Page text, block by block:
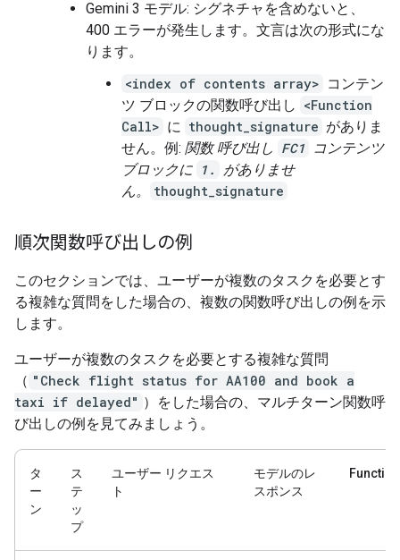
Gemini 3 モデル: シグネチャを含めないと、
400 エラーが発生します。文言は次の形式にな
ります。
<index of contents array> コンテン
ツ ブロックの関数呼び出し <Function
Call> に thought_signature がありま
せん。例: 関数 呼び出し FC1 コンテンツ
ブロックに 1.
がありませ
ん。
thought_signature
順次関数呼び出しの例
このセクションでは、ユーザーが複数のタスクを必要とす
る複雑な質問をした場合の、複数の関数呼び出しの例を示
します。
ユーザーが複数のタスクを必要とする複雑な質問
（ "Check flight status for AA100 and book a
taxi if delayed" ）をした場合の、マルチターン関数呼
び出しの例を見てみましょう。
タ
ー
ン
ス
テ
ッ
プ
ユーザー リクエス
ト
モデルのレ
スポンス